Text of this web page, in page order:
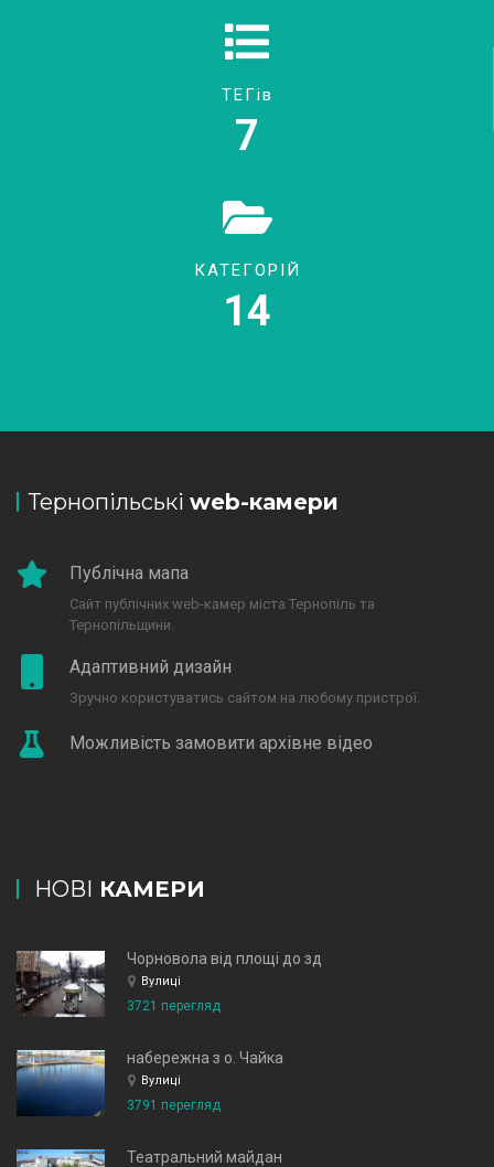
ТЕГів
7
КАТЕГОРІЙ
14
Тернопільські web-камери
Публічна мапа
Сайт публічних web-камер міста Тернопіль та
Тернопільщини.
Адаптивний дизайн
Зручно користуватись сайтом на любому пристрої.
Можливість замовити архівне відео
НОВІ КАМЕРИ
Чорновола від площі до зд
Вулиці
3721 перегляд
набережна з о. Чайка
Вулиці
3791 перегляд
Театральний майдан